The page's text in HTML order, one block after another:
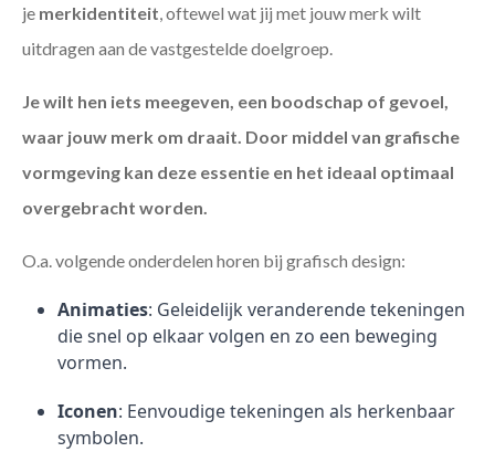
je merkidentiteit , oftewel wat jij met jouw merk wilt
uitdragen aan de vastgestelde doelgroep.
Je wilt hen iets meegeven, een boodschap of gevoel,
waar jouw merk om draait. Door middel van grafische
vormgeving kan deze essentie en het ideaal optimaal
overgebracht worden.
O.a. volgende onderdelen horen bij grafisch design:
Animaties: Geleidelijk veranderende tekeningen
die snel op elkaar volgen en zo een beweging
vormen.
Iconen: Eenvoudige tekeningen als herkenbaar
symbolen.